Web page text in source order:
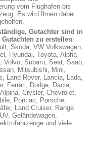
vom Flughafen bis
Es wird Ihnen dabei
Gutachter sind in
zu erstellen:
Skoda, VW Volkswagen,
Hyundai, Toyota, Alpha
Volvo, Subaru, Seat, Saab,
Mitsubishi, Mini,
Land Rover, Lancia, Lada,
Ferrari, Dodge, Dacia,
Crysler, Chevrolet,
Pontiac, Porsche,
Land Cruiser, Range
Geländewagen,
und viele